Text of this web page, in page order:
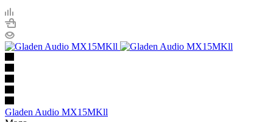
Gladen Audio MX15MKll